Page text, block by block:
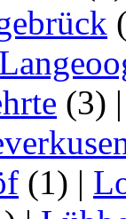
(3)
(1) |